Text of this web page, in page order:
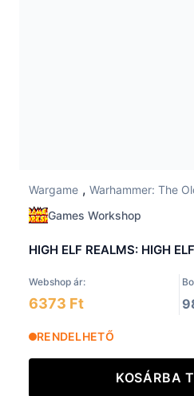
Wargame , Warhammer: The
Games Workshop
HIGH ELF REALMS: HIGH
Webshop ár:
6373 Ft
RENDELHETŐ
KOSÁRBA